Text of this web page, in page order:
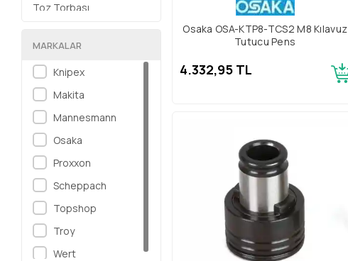
Toz Torbası
Kesme, Taşlama Taşı
MARKALAR
Knipex
Makita
Mannesmann
Osaka
Proxxon
Scheppach
Topshop
Troy
Wert
Osaka OSA-KTP8-TCS2 M8 Kılavuz
Tutucu Pens
4.332,95 TL